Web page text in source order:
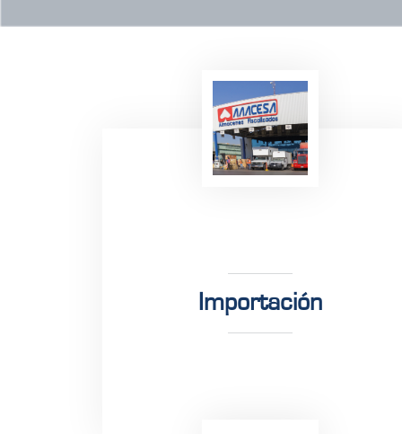
Importación